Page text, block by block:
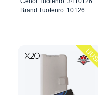
Brand Tuotenro: 10126